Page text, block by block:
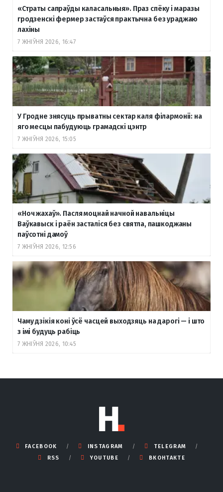
«Страты сапраўды каласальныя». Праз спёку і маразы
гродзенскі фермер застаўся практычна без ураджаю
лахіны
7 ЖНІЎНЯ 2026, 16:47
У Гродне знясуць прыватны сектар каля філармоніі: на
яго месцы пабудуюць грамадскі цэнтр
7 ЖНІЎНЯ 2026, 15:05
«Ноч жахаў». Пасля моцнай начной навальніцы
Ваўкавыск і раён засталіся без святла, пашкоджаны
паўсотні дамоў
7 ЖНІЎНЯ 2026, 12:56
Чаму дзікія коні ўсё часцей выходзяць на дарогі — і што
з імі будуць рабіць
7 ЖНІЎНЯ 2026, 10:45
FACEBOOK INSTAGRAM
TELEGRAM
RSS
YOUTUBE ВКОНТАКТЕ